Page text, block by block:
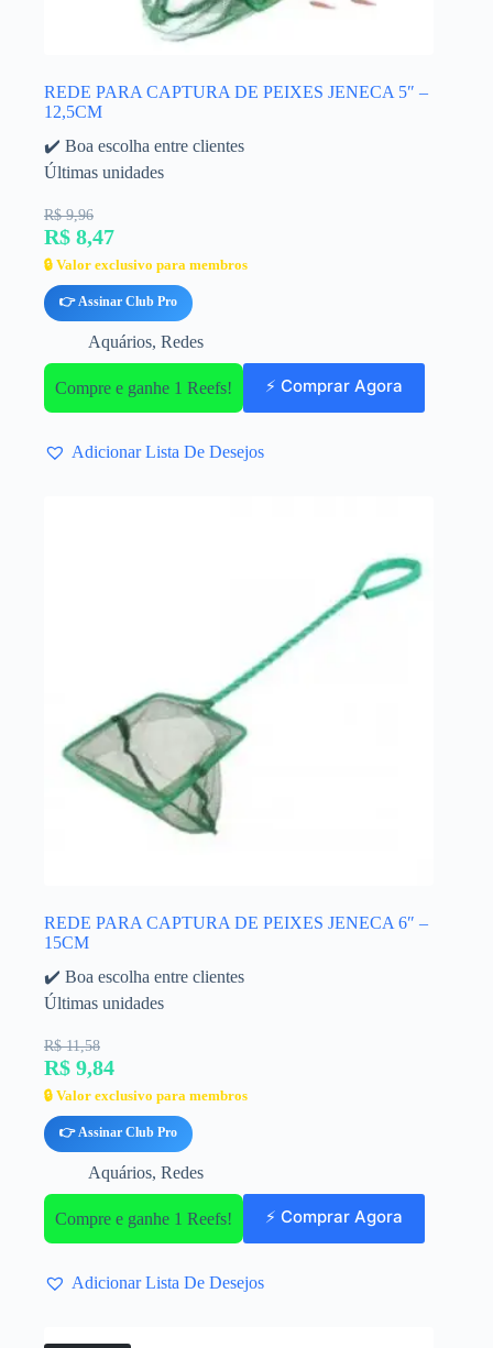
REDE PARA CAPTURA DE PEIXES JENECA 5″ –
12,5CM
✔️ Boa escolha entre clientes
Últimas unidades
R$ 9,96
R$ 8,47
🔒 Valor exclusivo para membros
👉 Assinar Club Pro
Aquários, Redes
Compre e ganhe 1 Reefs! ⚡ Comprar Agora
Adicionar Lista De Desejos
REDE PARA CAPTURA DE PEIXES JENECA 6″ –
15CM
✔️ Boa escolha entre clientes
Últimas unidades
R$ 11,58
R$ 9,84
🔒 Valor exclusivo para membros
👉 Assinar Club Pro
Aquários, Redes
Compre e ganhe 1 Reefs! ⚡ Comprar Agora
Adicionar Lista De Desejos